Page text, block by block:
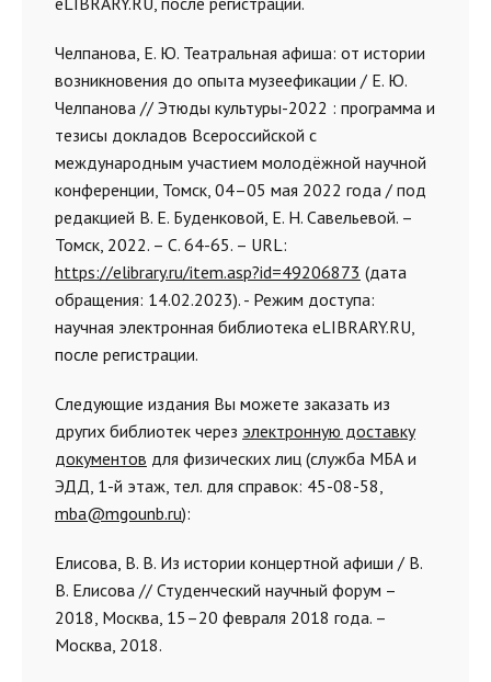
Челпанова, Е. Ю. Театральная афиша: от истории
возникновения до опыта музеефикации / Е. Ю.
Челпанова // Этюды культуры-2022 : программа и
тезисы докладов Всероссийской с
международным участием молодёжной научной
конференции, Томск, 04–05 мая 2022 года / под
редакцией В. Е. Буденковой, Е. Н. Савельевой. –
Томск, 2022. – С. 64-65. – URL:
https://elibrary.ru/item.asp?id=49206873 (дата
обращения: 14.02.2023). - Режим доступа:
научная электронная библиотека eLIBRARY.RU,
после регистрации.
Следующие издания Вы можете заказать из
других библиотек через электронную доставку
документов для физических лиц (служба МБА и
ЭДД, 1-й этаж, тел. для справок: 45-08-58,
mba@mgounb.ru):
Елисова, В. В. Из истории концертной афиши / В.
В. Елисова // Студенческий научный форум –
2018, Москва, 15–20 февраля 2018 года. –
Москва, 2018.